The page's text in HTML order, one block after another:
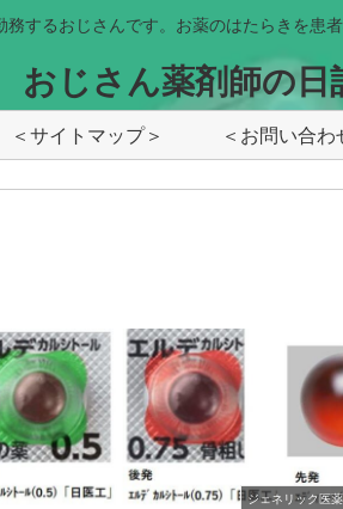
務するおじさんです。お薬のはたらきを患
おじさん薬剤師の日
＜サイトマップ＞ ＜お問い合わ
ジェネリック医